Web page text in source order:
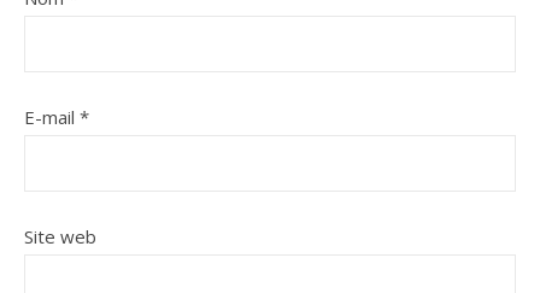
E-mail *
Site web